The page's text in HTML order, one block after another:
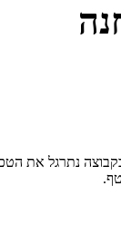
נתרגל את